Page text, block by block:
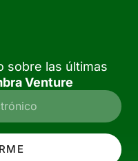
sobre las últimas
Venture